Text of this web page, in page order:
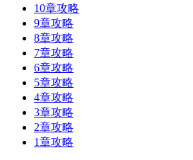
10章攻略
9章攻略
8章攻略
7章攻略
6章攻略
5章攻略
4章攻略
3章攻略
2章攻略
1章攻略